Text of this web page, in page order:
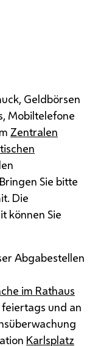
Geldbörsen
Mobiltelefone
Zentralen
Sie bitte
Die
können Sie
Abgabestellen
im Rathaus
feiertags und an
Karlsplatz